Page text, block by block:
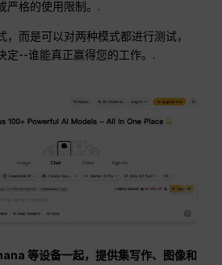
严格的使用限制。.
，而是可以对两种模式都进行测试，
定--谁能真正赢得您的工作。.
等设备一起，提供集写作、图像和